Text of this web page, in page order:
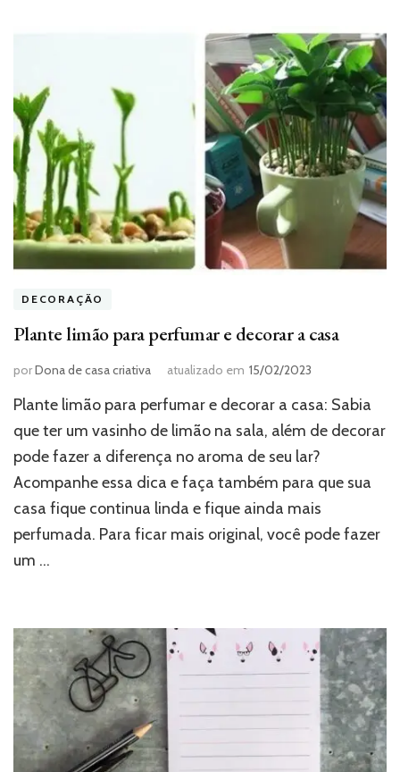
DECORAÇÃO
Plante limão para perfumar e decorar a casa
porDona de casa criativa atualizado em 15/02/2023
Plante limão para perfumar e decorar a casa: Sabia
que ter um vasinho de limão na sala, além de decorar
pode fazer a diferença no aroma de seu lar?
Acompanhe essa dica e faça também para que sua
casa fique continua linda e fique ainda mais
perfumada. Para ficar mais original, você pode fazer
um …